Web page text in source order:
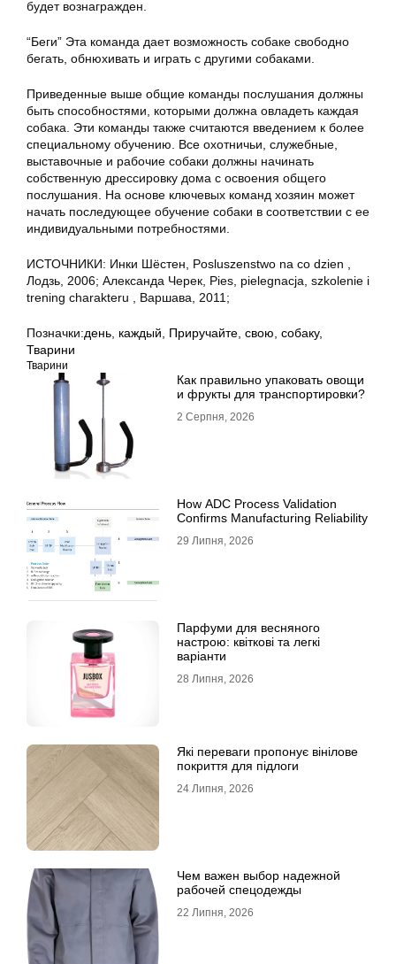
будет вознагражден.
“Беги” Эта команда дает возможность собаке свободно
бегать, обнюхивать и играть с другими собаками.
Приведенные выше общие команды послушания должны
быть способностями, которыми должна овладеть каждая
собака. Эти команды также считаются введением к более
специальному обучению. Все охотничьи, служебные,
выставочные и рабочие собаки должны начинать
собственную дрессировку дома с освоения общего
послушания. На основе ключевых команд хозяин может
начать последующее обучение собаки в соответствии с ее
индивидуальными потребностями.
ИСТОЧНИКИ: Инки Шёстен, Posluszenstwo na co dzien ,
Лодзь, 2006; Александа Черек, Pies, pielegnacja, szkolenie i
trening charakteru , Варшава, 2011;
Позначки:день каждый Приручайте свою собаку,
Тварини
Тварини
Как правильно упаковать овощи
и фрукты для транспортировки?
2 Серпня, 2026
How ADC Process Validation
Confirms Manufacturing Reliability
29 Липня, 2026
Парфуми для весняного
настрою: квіткові та легкі
варіанти
28 Липня, 2026
Які переваги пропонує вінілове
покриття для підлоги
24 Липня, 2026
Чем важен выбор надежной
рабочей спецодежды
22 Липня, 2026